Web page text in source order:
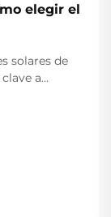
elegir el
solares de
a